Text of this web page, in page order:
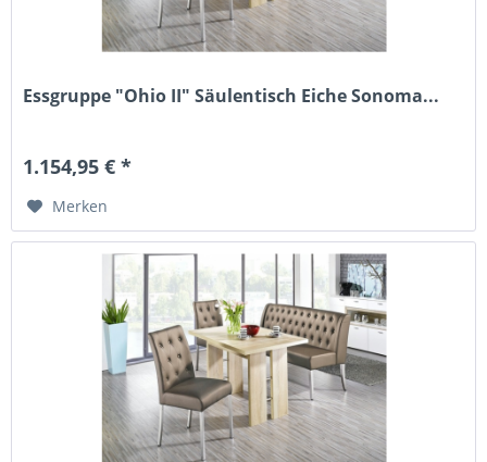
Essgruppe "Ohio II" Säulentisch Eiche Sonoma...
1.154,95 € *
Merken